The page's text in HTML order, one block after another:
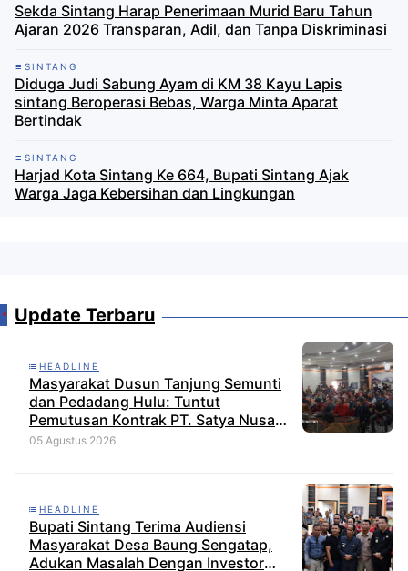
Sekda Sintang Harap Penerimaan Murid Baru Tahun
Ajaran 2026 Transparan, Adil, dan Tanpa Diskriminasi
SINTANG
Diduga Judi Sabung Ayam di KM 38 Kayu Lapis
sintang Beroperasi Bebas, Warga Minta Aparat
Bertindak
SINTANG
Harjad Kota Sintang Ke 664, Bupati Sintang Ajak
Warga Jaga Kebersihan dan Lingkungan
Update Terbaru
HEADLINE
Masyarakat Dusun Tanjung Semunti
dan Pedadang Hulu: Tuntut
Pemutusan Kontrak PT. Satya Nusa
Indah Perkasa
05 Agustus 2026
HEADLINE
Bupati Sintang Terima Audiensi
Masyarakat Desa Baung Sengatap,
Adukan Masalah Dengan Investor